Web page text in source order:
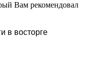
Вам рекомендовал
в восторге